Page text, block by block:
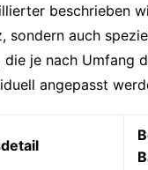
beschrieben
sondern auch
die je nach Umfang
angepasst